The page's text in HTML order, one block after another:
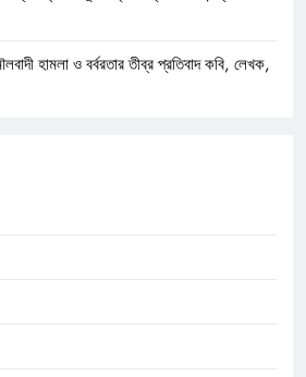
হামলা ও বর্বরতার তীব্র প্রতিবাদ কবি, লেখক,